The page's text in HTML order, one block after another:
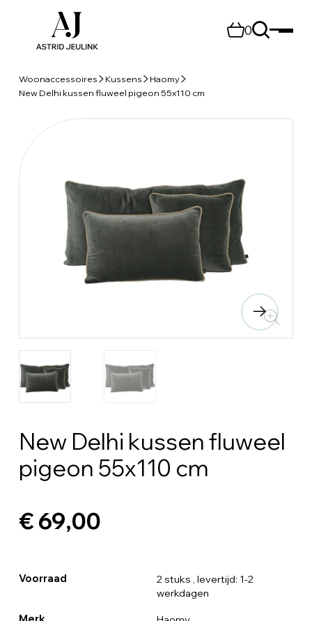
0
Woonaccessoires Kussens
Haomy
New Delhi kussen fluweel pigeon 55x110 cm
New Delhi kussen fluweel
pigeon 55x110 cm
€ 69,00
Voorraad 2 stuks , levertijd: 1-2
werkdagen